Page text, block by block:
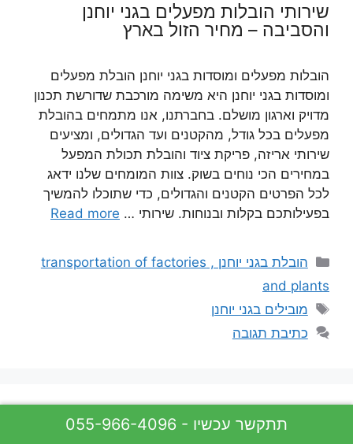
שירותי הובלות מפעלים בגני יוחנן
והסביבה – מחיר הזול בארץ
הובלות מפעלים ומוסדות בגני יוחנן הובלת מפעלים
ומוסדות בגני יוחנן היא משימה מורכבת שדורשת תכנון
מדויק וארגון מושלם. בחברתנו, אנו מתמחים בהובלת
מפעלים בכל גודל, מהקטנים ועד הגדולים, ומציעים
שירותי אריזה, פריקת ציוד והובלת תכולת המפעל
במחירים הכי נוחים בשוק. צוות המומחים שלנו ידאג
לכל הפרטים הקטנים והגדולים, כדי שתוכלו להמשיך
בפעילותכם בקלות ובנוחות. שירותי … Read more
קטגוריות
הובלת בגני יוחנן , transportation of factories
and plants
תגיות
מובילים בגני יוחנן
כתיבת תגובה
055-966-4096 - תתקשר עכשיו